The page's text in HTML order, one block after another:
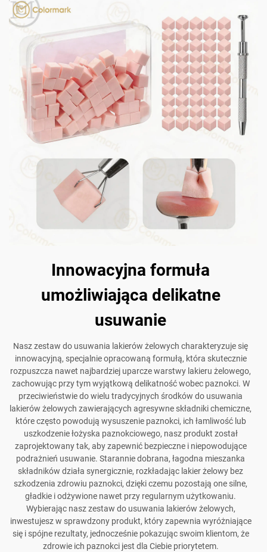
Innowacyjna formuła
umożliwiająca delikatne
usuwanie
Nasz zestaw do usuwania lakierów żelowych charakteryzuje się
innowacyjną, specjalnie opracowaną formułą, która skutecznie
rozpuszcza nawet najbardziej uparcze warstwy lakieru żelowego,
zachowując przy tym wyjątkową delikatność wobec paznokci. W
przeciwieństwie do wielu tradycyjnych środków do usuwania
lakierów żelowych zawierających agresywne składniki chemiczne,
które często powodują wysuszenie paznokci, ich łamliwość lub
uszkodzenie łożyska paznokciowego, nasz produkt został
zaprojektowany tak, aby zapewnić bezpieczne i niepowodujące
podrażnień usuwanie. Starannie dobrana, łagodna mieszanka
składników działa synergicznie, rozkładając lakier żelowy bez
szkodzenia zdrowiu paznokci, dzięki czemu pozostają one silne,
gładkie i odżywione nawet przy regularnym użytkowaniu.
Wybierając nasz zestaw do usuwania lakierów żelowych,
inwestujesz w sprawdzony produkt, który zapewnia wyróżniające
się i spójne rezultaty, jednocześnie pokazując swoim klientom, że
zdrowie ich paznokci jest dla Ciebie priorytetem.